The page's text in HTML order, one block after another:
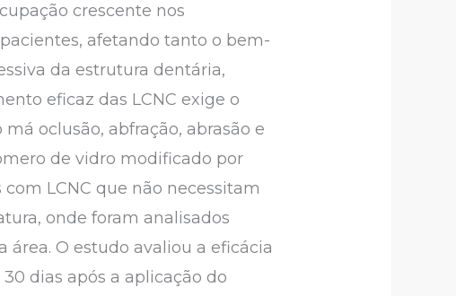
crescente nos
afetando tanto o bem-
da estrutura dentária,
eficaz das LCNC exige o
oclusão, abfração, abrasão e
de vidro modificado por
LCNC que não necessitam
onde foram analisados
O estudo avaliou a eficácia
dias após a aplicação do